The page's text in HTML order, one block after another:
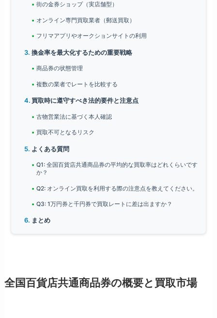
街の金券ショップ（実店舗型）
オンライン専門買取業者（郵送買取）
フリマアプリやオークションサイトの利用
換金率を最大化するための重要戦略
商品券の状態管理
複数の業者でレートを比較する
買取時に遵守すべき法的要件と注意点
古物営業法に基づく本人確認
買取不可となるリスク
よくある質問
Q1: 全国百貨店共通商品券の平均的な買取率はどれくらいです
か？
Q2: オンライン買取を利用する際の注意点を教えてください。
Q3: 1万円券と千円券で買取レートに差は出ますか？
まとめ
全国百貨店共通商品券の概要と買取市場